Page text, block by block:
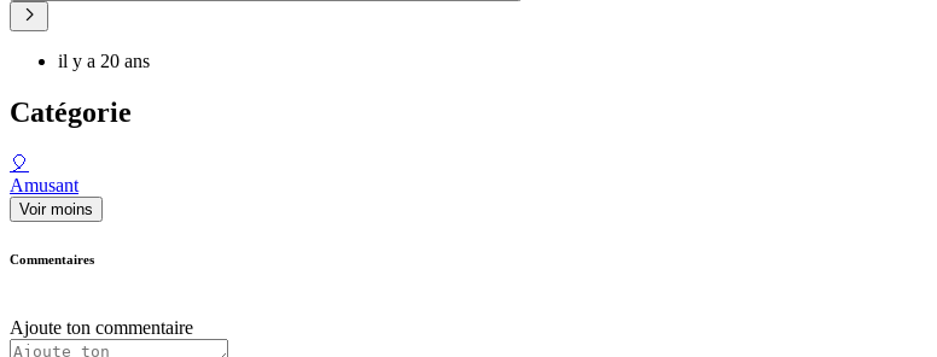
il y a 20 ans
Catégorie
🎈
Amusant
Voir moins
Commentaires
Ajoute ton commentaire